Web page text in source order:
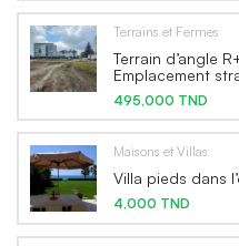
Terrains et Fermes
Terrain d’angle
Emplacement
495,000 TND
Maisons et Villas
Villa pieds dans
4,000 TND